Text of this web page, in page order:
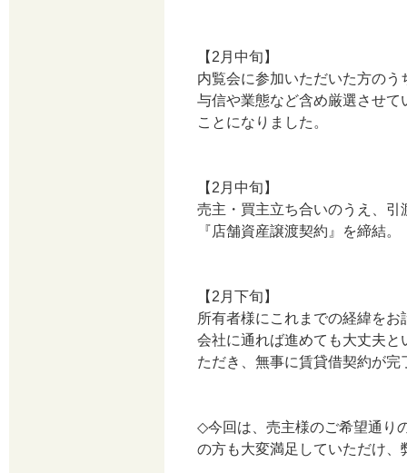
【2月中旬】
内覧会に参加いただいた方の
与信や業態など含め厳選させ
ことになりました。
【2月中旬】
売主・買主立ち合いのうえ、
『店舗資産譲渡契約』を締結。
【2月下旬】
所有者様にこれまでの経緯を
会社に通れば進めても大丈夫
ただき、無事に賃貸借契約が
◇今回は、売主様のご希望通り
の方も大変満足していただけ